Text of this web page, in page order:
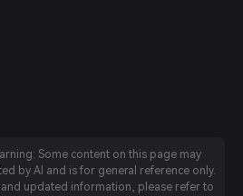
Some content on this page may
by AI and is for general reference only.
and updated information, please refer to